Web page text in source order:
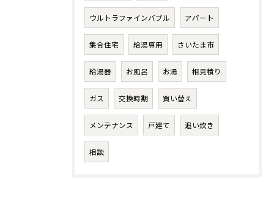
ウルトラファインバブル アパート
集合住宅 給湯専用 さいたま市
給湯器 お風呂 お湯 相見積り
ガス 交換時期 買い替え
メンテナンス 戸建て 追い炊き
相談